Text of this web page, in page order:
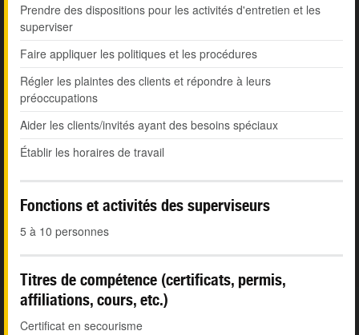
Prendre des dispositions pour les activités d'entretien et les
superviser
Faire appliquer les politiques et les procédures
Régler les plaintes des clients et répondre à leurs
préoccupations
Aider les clients/invités ayant des besoins spéciaux
Établir les horaires de travail
Fonctions et activités des superviseurs
5 à 10 personnes
Titres de compétence (certificats, permis,
affiliations, cours, etc.)
Certificat en secourisme